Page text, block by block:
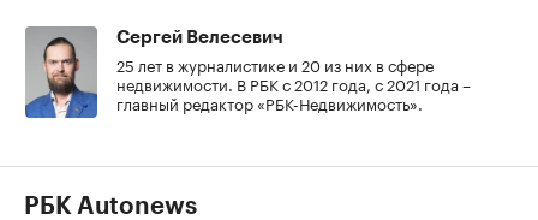
Сергей Велесевич
25 лет в журналистике и 20 из них в сфере
недвижимости. В РБК с 2012 года, с 2021 года –
главный редактор «РБК-Недвижимость».
РБК Autonews